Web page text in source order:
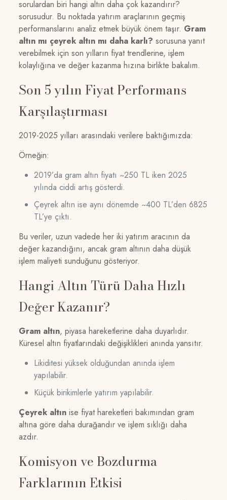
sorulardan biri hangi altın daha çok kazandırır?
sorusudur. Bu noktada yatırım araçlarının geçmiş
performanslarını analiz etmek büyük önem taşır. Gram
altın mı çeyrek altın mı daha karlı? sorusuna yanıt
verebilmek için son yılların fiyat trendlerine, işlem
kolaylığına ve değer kazanma hızına birlikte bakalım.
Son 5 yılın Fiyat Performans
Karşılaştırması
2019-2025 yılları arasındaki verilere baktığımızda:
Örneğin:
2019’da gram altın fiyatı ~250 TL iken 2025
yılında ciddi artış gösterdi.
Çeyrek altın ise aynı dönemde ~400 TL’den 6825
TL’ye çıktı.
Bu veriler, uzun vadede her iki yatırım aracının da
değer kazandığını, ancak gram altının daha düşük
işlem maliyeti sunduğunu gösteriyor.
Hangi Altın Türü Daha Hızlı
Değer Kazanır?
Gram altın, piyasa hareketlerine daha duyarlıdır.
Küresel altın fiyatlarındaki değişiklikleri anında yansıtır.
Likiditesi yüksek olduğundan anında işlem
yapılabilir.
Küçük birikimlerle yatırım yapılabilir.
Çeyrek altınise fiyat hareketleri bakımından gram
altına göre daha durağandır ve işlem sıklığı daha
azdır.
Komisyon ve Bozdurma
Farklarının Etkisi